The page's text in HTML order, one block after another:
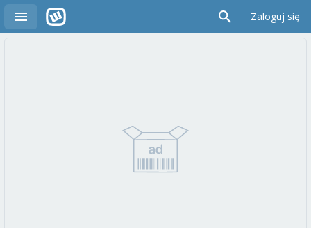
Zaloguj się